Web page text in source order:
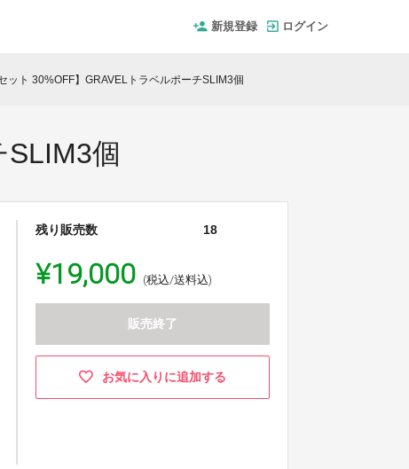
新規登録 ログイン
ット 30%OFF】GRAVELトラベルポーチSLIM3個
SLIM3個
残り販売数 18
¥19,000 (税込/送料込)
販売終了
お気に入りに追加する